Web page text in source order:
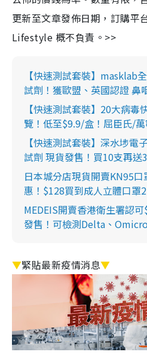
更新至文章發佈日期，訂購平
Lifestyle 概不負責。>>
【快速測試套裝】masklab
試劑！獲歐盟、英國認證 鼻
【快速測試套裝】20大病
覽！低至$9.9/盒！屈臣氏/
【快速測試套裝】深水埗電
試劑 現貨發售！買10支再送
日本城分店現貨開賣KN95
惠！$128買到成人立體口罩
MEDEIS開賣香港衛生署認
發售！可檢測Delta、
▼緊貼最新疫情消息▼